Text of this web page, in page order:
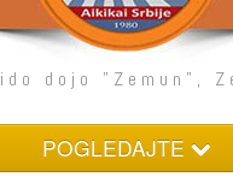
dojo "Zemun",
POGLEDAJTE